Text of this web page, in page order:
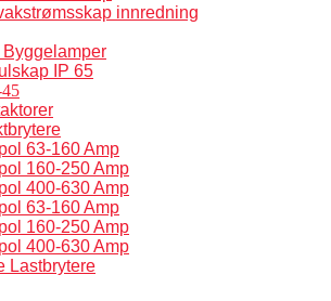
innredning
IP 65
63-160 Amp
160-250 Amp
400-630 Amp
63-160 Amp
160-250 Amp
400-630 Amp
Lastbrytere